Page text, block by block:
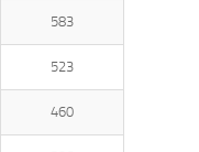
583
523
460